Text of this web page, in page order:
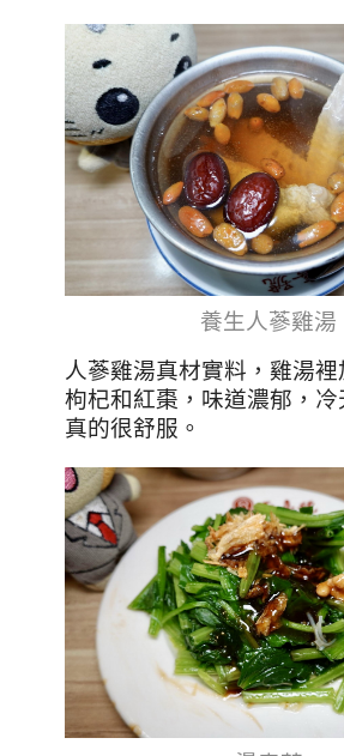
養生人蔘雞湯
人蔘雞湯真材實料，雞湯裡
枸杞和紅棗，味道濃郁，冷
真的很舒服 。